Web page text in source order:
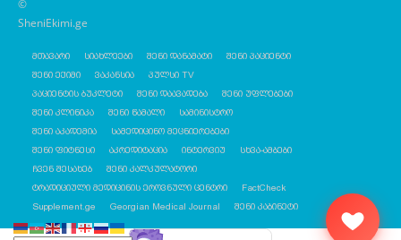
©
SheniEkimi.ge
მთავარი სიახლეები შენი დანამატი
შენი პაციენტი
შენი ექიმი
ვაკანსია
პულსი TV
პაციენტის ბუკლეტი
შენი დაავადება
შენი უფლებები
შენი კლინიკა
შენი წამალი
სამინისტრო
შენი აკადემია
სამედიცინო მეცნიერებები
შენი ფიტნესი
აკრედიტაცია ინტერვიუ
სხვა-ამბები
ჩვენ შესახებ
შენი კალკულატორი
ტრადიციული მედიცინის ეროვნული ცენტრი
FactCheck
Supplement.ge
Georgian Medical Journal შენი კაბინეტი